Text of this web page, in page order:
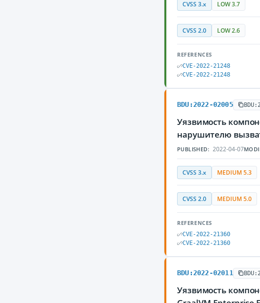
CVSS 3.x LOW 3.7
CVSS 2.0 LOW 2.6
REFERENCES
CVE-2022-21248
CVE-2022-21248
BDU:2022-02005
Уязвимость
нарушителю
PUBLISHED: 2022-04-07
CVSS 3.x MEDIUM 5.3
CVSS 2.0 MEDIUM 5.0
REFERENCES
CVE-2022-21360
CVE-2022-21360
BDU:2022-02011
Уязвимость